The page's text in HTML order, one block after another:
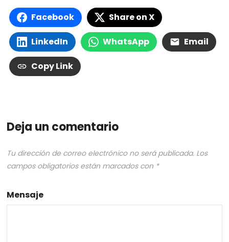
Facebook Share on X
LinkedIn WhatsApp Email
Copy Link
Deja un comentario
Tu dirección de correo electrónico no será publicada. Los
campos obligatorios están marcados con *
Mensaje